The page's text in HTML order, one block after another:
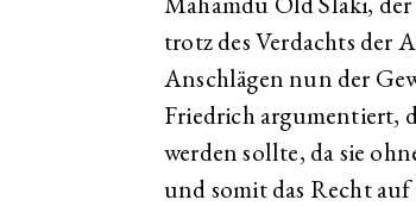
trotz des Verdachts der
Anschlägen nun der
Friedrich argumentiert,
werden sollte, da sie
und somit das Recht